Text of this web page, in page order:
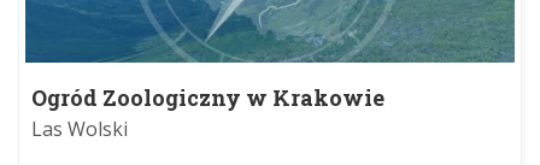
Ogród Zoologiczny w Krakowie
Las Wolski